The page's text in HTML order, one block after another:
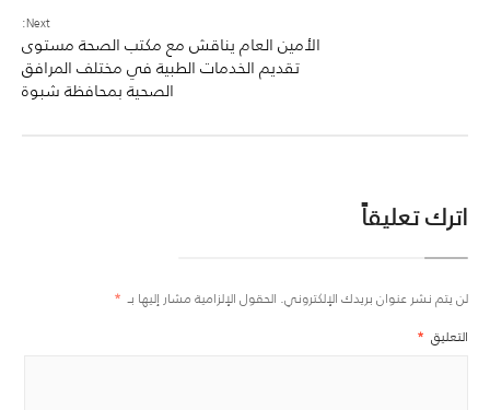
Next:
الأمين العام يناقش مع مكتب الصحة مستوى
تقديم الخدمات الطبية في مختلف المرافق
الصحية بمحافظة شبوة
اترك تعليقاً
لن يتم نشر عنوان بريدك الإلكتروني. الحقول الإلزامية مشار إليها بـ *
التعليق *